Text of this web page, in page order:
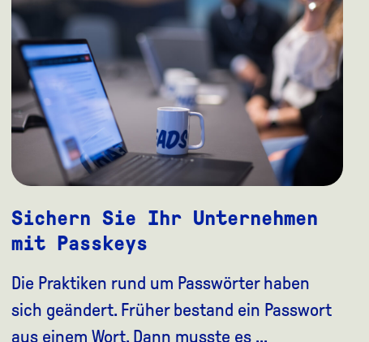
Sichern Sie Ihr Unternehmen
mit Passkeys
Die Praktiken rund um Passwörter haben
sich geändert. Früher bestand ein Passwort
aus einem Wort. Dann musste es …